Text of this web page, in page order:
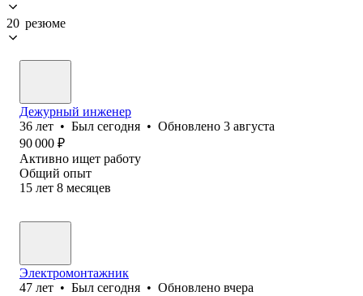
20 резюме
Дежурный инженер
36 лет • Был сегодня • Обновлено 3 августа
90 000 ₽
Активно ищет работу
Общий опыт
15 лет 8 месяцев
Электромонтажник
47 лет • Был сегодня • Обновлено вчера